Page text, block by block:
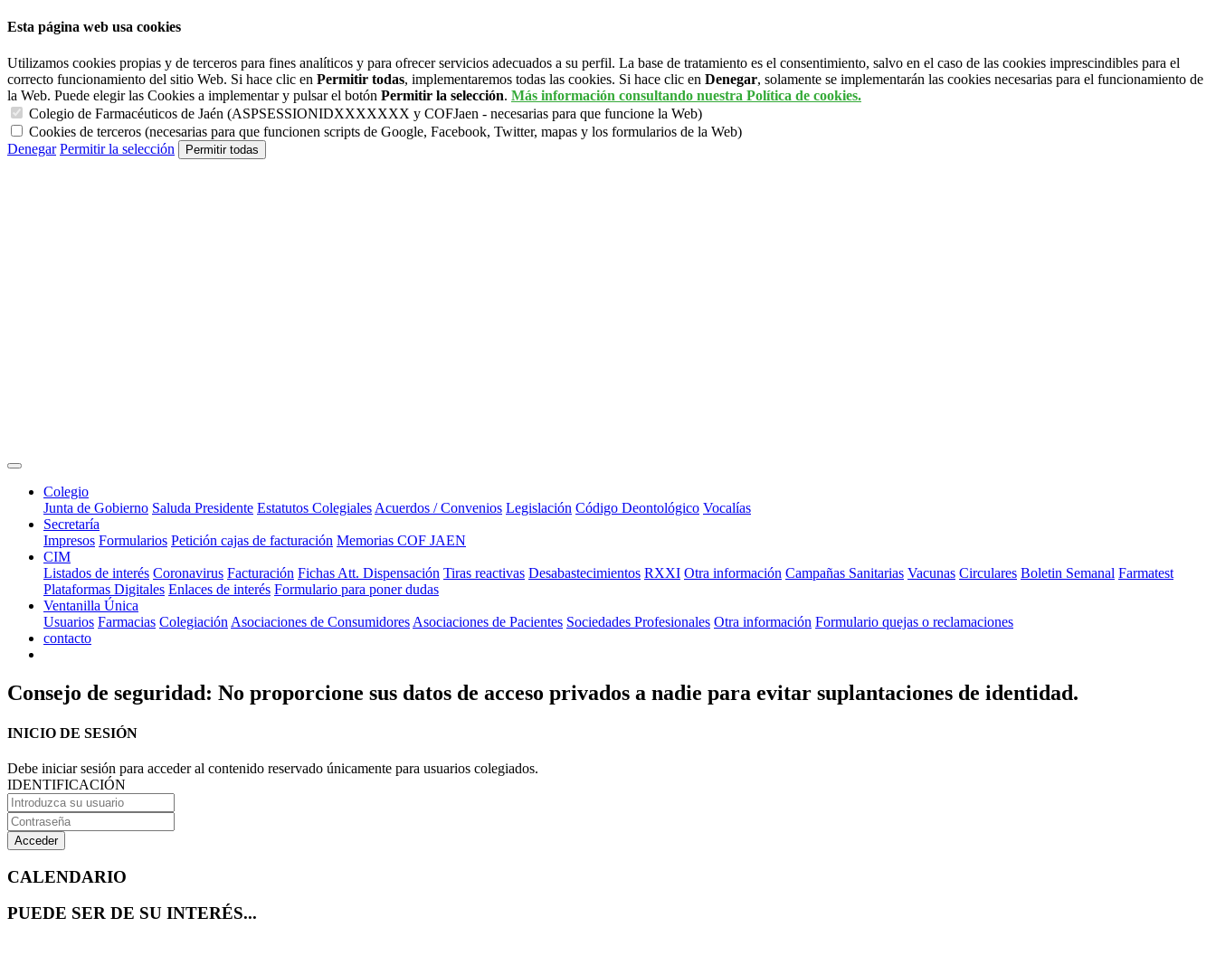
Esta página web usa cookies
Utilizamos cookies propias y de terceros para fines analíticos y para ofrecer servicios adecuados a su perfil. La base de tratamiento es el consentimiento, salvo en el caso de las cookies imprescindibles para el
correcto funcionamiento del sitio Web. Si hace clic en Permitir todas, implementaremos todas las cookies. Si hace clic en Denegar, solamente se implementarán las cookies necesarias para el funcionamiento de
la Web. Puede elegir las Cookies a implementar y pulsar el botón Permitir la selección. Más información consultando nuestra Política de cookies.
Colegio de Farmacéuticos de Jaén (ASPSESSIONIDXXXXXXX y COFJaen - necesarias para que funcione la Web)
Cookies de terceros (necesarias para que funcionen scripts de Google, Facebook, Twitter, mapas y los formularios de la Web)
Denegar Permitir la selección
Colegio
Junta de Gobierno Saluda Presidente Estatutos Colegiales Acuerdos / Convenios Legislación Código Deontológico Vocalías
Secretaría
Impresos Formularios Petición cajas de facturación Memorias COF JAEN
CIM
Listados de interés Coronavirus Facturación Fichas Att. Dispensación Tiras reactivas Desabastecimientos RXXI Otra información Campañas Sanitarias Vacunas Circulares Boletin Semanal Farmatest
Plataformas Digitales Enlaces de interés Formulario para poner dudas
Ventanilla Única
Usuarios Farmacias Colegiación Asociaciones de Consumidores Asociaciones de Pacientes Sociedades Profesionales Otra información Formulario quejas o reclamaciones
contacto
Consejo de seguridad: No proporcione sus datos de acceso privados a nadie para evitar suplantaciones de identidad.
INICIO DE SESIÓN
Debe iniciar sesión para acceder al contenido reservado únicamente para usuarios colegiados.
IDENTIFICACIÓN
Acceder
CALENDARIO
PUEDE SER DE SU INTERÉS...